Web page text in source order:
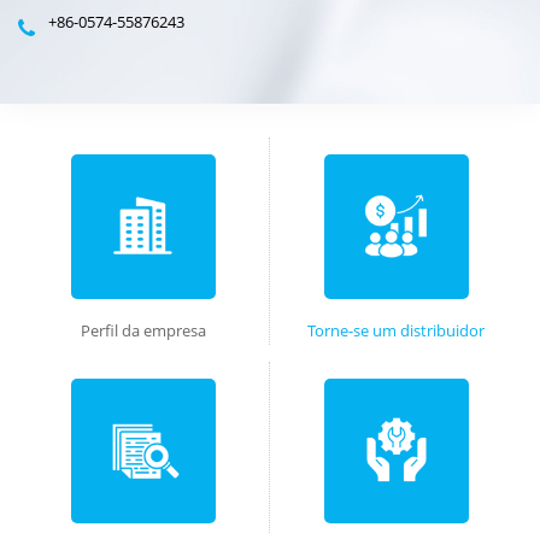
+86-0574-55876243
Perfil da empresa Torne-se um distribuidor